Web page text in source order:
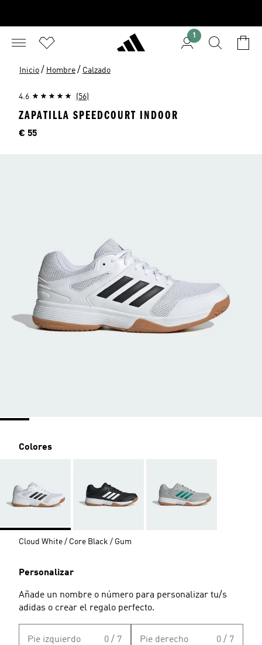
1
Inicio / Hombre / Calzado
4.6 (56)
ZAPATILLA SPEEDCOURT INDOOR
Precio
€ 55
Colores
Cloud White / Core Black / Gum
Personalizar
Añade un nombre o número para personalizar tu/s
adidas o crear el regalo perfecto.
Pie izquierdo 0 / 7 Pie derecho 0 / 7